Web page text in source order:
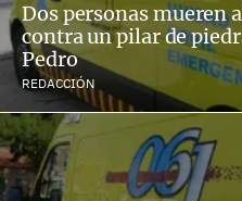
Dos personas mueren
contra un pilar de
Pedro
REDACCIÓN